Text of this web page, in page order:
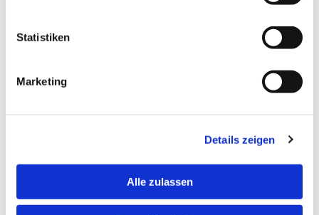
Statistiken
Marketing
Details zeigen
Alle zulassen